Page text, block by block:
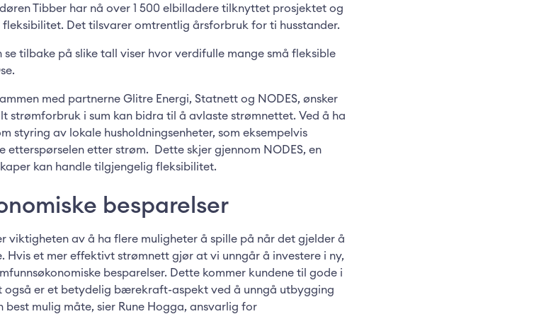
Tibber har nå over 1 500 elbilladere tilknyttet prosjektet og
fleksibilitet. Det tilsvarer omtrentlig årsforbruk for ti husstander.
tilbake på slike tall viser hvor verdifulle mange små fleksible
med partnerne Glitre Energi, Statnett og NODES, ønsker
strømforbruk i sum kan bidra til å avlaste strømnettet. Ved å ha
styring av lokale husholdningsenheter, som eksempelvis
etterspørselen etter strøm. Dette skjer gjennom NODES, en
kan handle tilgjengelig fleksibilitet.
besparelser
viktigheten av å ha flere muligheter å spille på når det gjelder å
et mer effektivt strømnett gjør at vi unngår å investere i ny,
besparelser. Dette kommer kundene til gode i
også er et betydelig bærekraft-aspekt ved å unngå utbygging
best mulig måte, sier Rune Hogga, ansvarlig for